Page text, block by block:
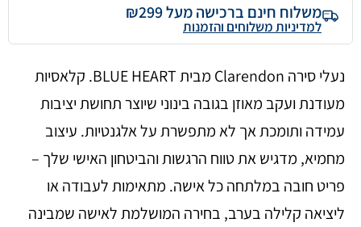
משלוח חינם ברכישה מעל ₪299
למדיניות משלוחים והזמנות
נעלי סירה Clarendon מבית BLUE HEART. קלאסיות
מעודנת ועקב מאוזן בגובה בינוני שיוצר תחושת יציבות
עמידה ותומכת אך לא מתפשרת על אלגנטיות. עיצוב
מחמיא, מדגיש את טווח הרגשות והביטחון האישי שלך –
פריט חובה במלתחה כל אישה. מתאימות לעבודה או
ליציאה קלילה בערב, בחירה המושלמת לאישה שמבינה